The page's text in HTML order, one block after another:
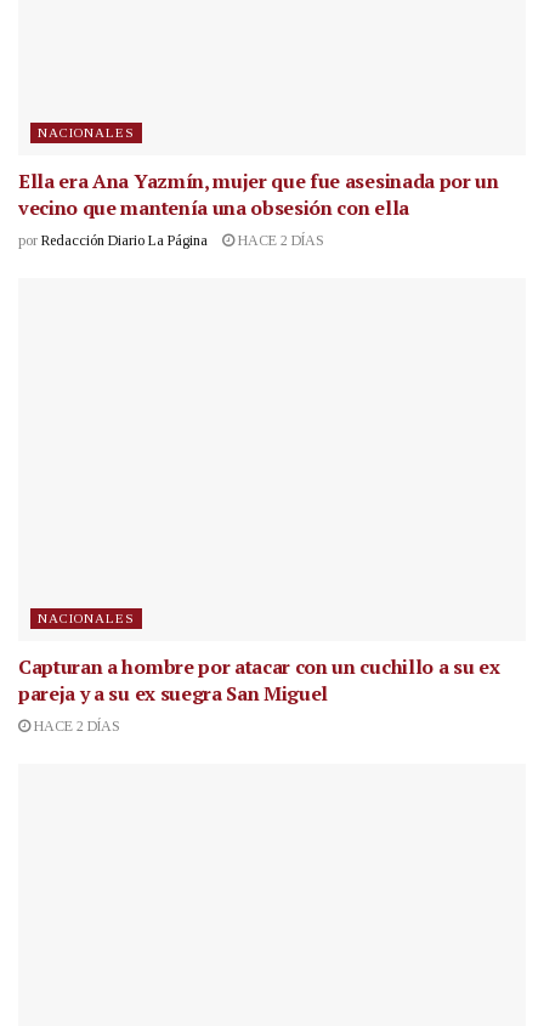
NACIONALES
Ella era Ana Yazmín, mujer que fue asesinada por un
vecino que mantenía una obsesión con ella
por Redacción Diario La Página HACE 2 DÍAS
NACIONALES
Capturan a hombre por atacar con un cuchillo a su ex
pareja y a su ex suegra San Miguel
HACE 2 DÍAS